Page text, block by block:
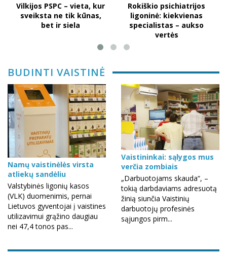
Vilkijos PSPC – vieta, kur
sveiksta ne tik kūnas,
bet ir siela
Rokiškio psichiatrijos
ligoninė: kiekvienas
specialistas – aukso
vertės
BUDINTI VAISTINĖ
Namų vaistinėlės virsta
atliekų sandėliu
Valstybinės ligonių kasos
(VLK) duomenimis, pernai
Lietuvos gyventojai į vaistines
utilizavimui grąžino daugiau
nei 47,4 tonos pas...
Vaistininkai: sąlygos mus
verčia zombiais
„Darbuotojams skauda“, –
tokią darbdaviams adresuotą
žinią siunčia Vaistinių
darbuotojų profesinės
sąjungos pirm...